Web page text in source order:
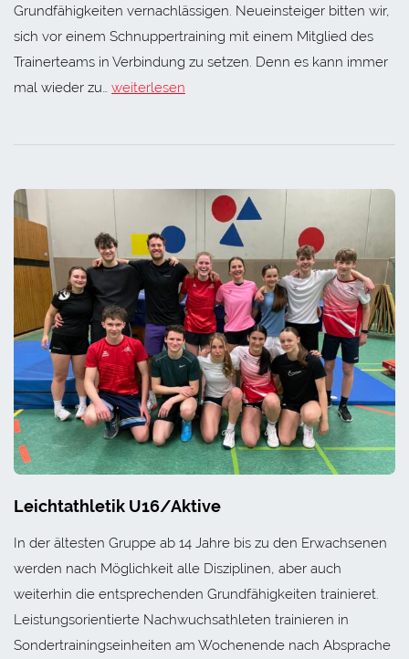
Grundfähigkeiten vernachlässigen. Neueinsteiger bitten wir,
sich vor einem Schnuppertraining mit einem Mitglied des
Trainerteams in Verbindung zu setzen. Denn es kann immer
mal wieder zu… weiterlesen
Leichtathletik U16/Aktive
In der ältesten Gruppe ab 14 Jahre bis zu den Erwachsenen
werden nach Möglichkeit alle Disziplinen, aber auch
weiterhin die entsprechenden Grundfähigkeiten trainieret.
Leistungsorientierte Nachwuchsathleten trainieren in
Sondertrainingseinheiten am Wochenende nach Absprache